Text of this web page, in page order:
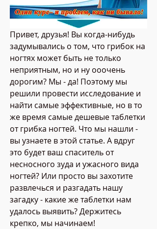
Привет, друзья! Вы когда-нибудь
задумывались о том, что грибок на
ногтях может быть не только
неприятным, но и ну ооочень
дорогим? Мы - да! Поэтому мы
решили провести исследование и
найти самые эффективные, но в то
же время самые дешевые таблетки
от грибка ногтей. Что мы нашли -
вы узнаете в этой статье. А вдруг
это будет ваш спаситель от
несносного зуда и ужасного вида
ногтей? Или просто вы захотите
развлечься и разгадать нашу
загадку - какие же таблетки нам
удалось выявить? Держитесь
крепко, мы начинаем!